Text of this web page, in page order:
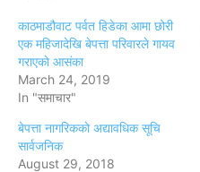
काठमाडौवाट पर्वत हिडेका आमा छोरी
एक महिजादेखि बेपत्ता परिवारले गायव
गराएकाे आसंका
March 24, 2019
In "समाचार"
बेपत्ता नागरिककाे अद्यावधिक सूचि
सार्वजनिक
August 29, 2018